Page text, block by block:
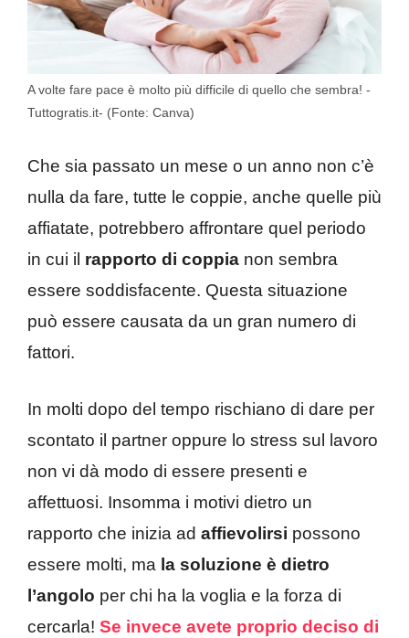
A volte fare pace è molto più difficile di quello che sembra! -
Tuttogratis.it- (Fonte: Canva)
Che sia passato un mese o un anno non c’è
nulla da fare, tutte le coppie, anche quelle più
affiatate, potrebbero affrontare quel periodo
in cui il rapporto di coppia non sembra
essere soddisfacente. Questa situazione
può essere causata da un gran numero di
fattori.
In molti dopo del tempo rischiano di dare per
scontato il partner oppure lo stress sul lavoro
non vi dà modo di essere presenti e
affettuosi. Insomma i motivi dietro un
rapporto che inizia ad affievolirsi possono
essere molti, ma la soluzione è dietro
l’angolo per chi ha la voglia e la forza di
cercarla! Se invece avete proprio deciso di